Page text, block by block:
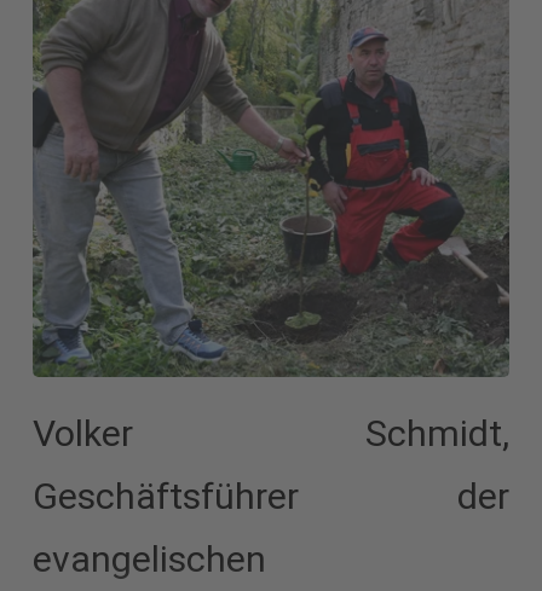
Volker Schmidt,
Geschäftsführer der
evangelischen